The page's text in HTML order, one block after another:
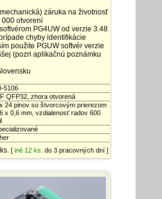
záruka na životnosť
000 otvorení
PG4UW od verzie 3.48
chyby identifikácie
použite PGUW softvér verzie
(pozri aplikačnú poznámku
5106
QFP32, zhora otvorená
24 pinov so štvorcovým prierezom
x 0,6 mm, vzdialenosť radov 600
[ iné 12 ks. do 3 pracovných dní ]